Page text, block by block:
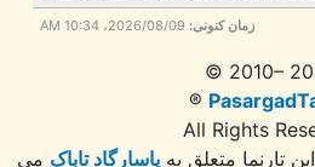
زمان کنونی:2026/08/09، 10:34 AM
©
®
All Rights
متعلق بهپاسارگاد تاباکمی